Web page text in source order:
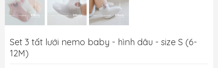
Set 3 tất lưới nemo baby - hình dâu - size S (6-
12M)